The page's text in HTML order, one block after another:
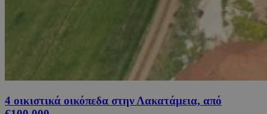
4 οικιστικά οικόπεδα στην Λακατάμεια, από